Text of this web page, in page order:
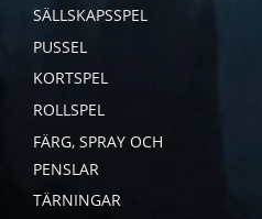
SÄLLSKAPSSPEL
PUSSEL
KORTSPEL
ROLLSPEL
FÄRG, SPRAY OCH
PENSLAR
TÄRNINGAR